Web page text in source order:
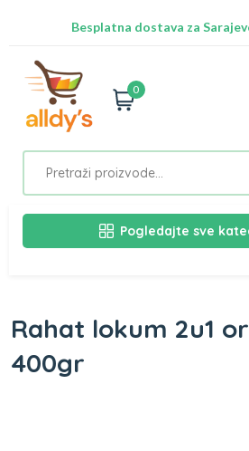
Besplatna dostava za
0
Pogledajte sve
Rahat lokum 2u1
400gr